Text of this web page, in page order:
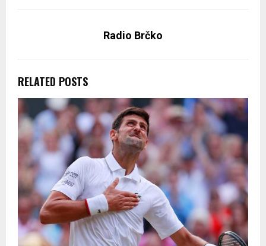
Radio Brčko
RELATED POSTS